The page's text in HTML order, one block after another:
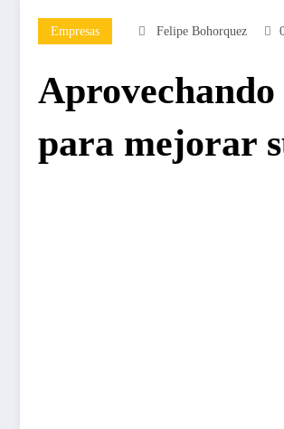
Empresas Felipe Bohorquez
Aprovechando
para mejorar